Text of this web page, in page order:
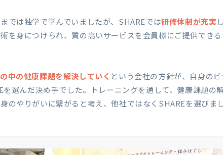
では独学で学んでいましたが、SHAREでは研修体制が充実
を身につけられ、質の高いサービスを会員様にご提供でき
中の健康課題を解決していく という会社の方針が、自身の
を選んだ決め手でした。トレーニングを通して、健康課題の
のやりがいに繋がると考え、他社ではなくSHAREを選びま